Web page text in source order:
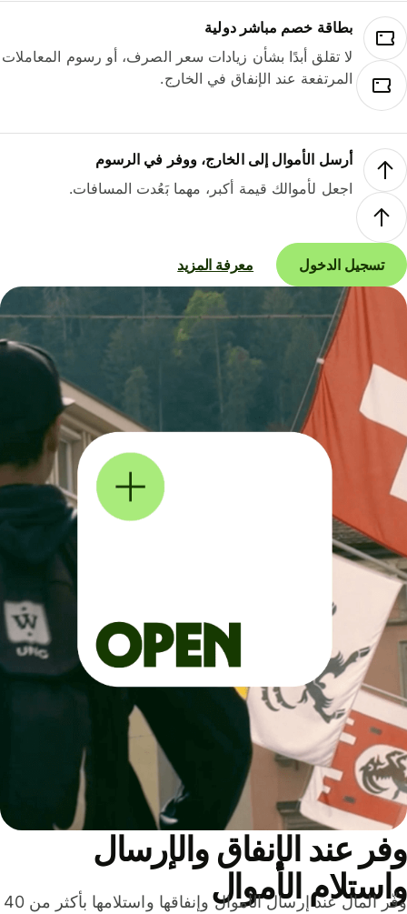
بطاقة خصم مباشر دولية
لا تقلق أبدًا بشأن زيادات سعر الصرف، أو رسوم المعاملات
المرتفعة عند الإنفاق في الخارج.
أرسل الأموال إلى الخارج، ووفر في الرسوم
اجعل لأموالك قيمة أكبر، مهما بَعُدت المسافات.
تسجيل الدخول معرفة المزيد
عند الإنفاق والإرسال
الأموال
وفّر المال عند إرسال الأموال وإنفاقها واستلامها بأكثر من 40